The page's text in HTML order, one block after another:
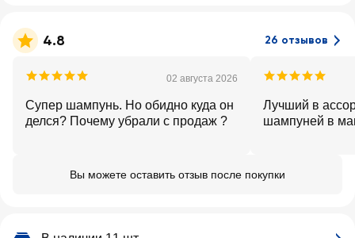
4.8 26 отзывов
02 августа 2026
Супер шампунь. Но обидно куда он
делся? Почему убрали с продаж ?
Лучший в
шампуней в
Вы можете оставить отзыв после покупки